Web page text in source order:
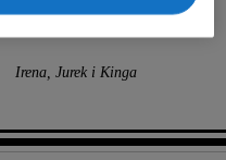
Irena, Jurek i Kinga
danych poprzez
jest także za
S.A. możemy